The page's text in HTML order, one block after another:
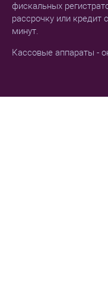
фискальных
рассрочку или кредит
минут.
Кассовые аппараты -